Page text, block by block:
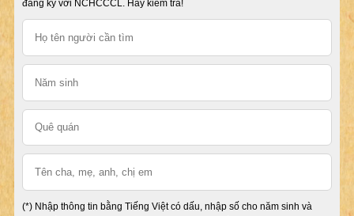
đăng ký với NCHCCCL. Hãy kiểm tra!
(*) Nhập thông tin bằng Tiếng Việt có dấu, nhập số cho năm sinh và